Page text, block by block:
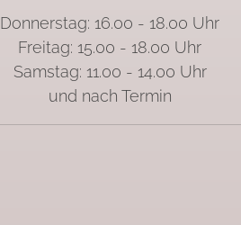
Donnerstag: 16.00 - 18.00 Uhr
Freitag: 15.00 - 18.00 Uhr
Samstag: 11.00 - 14.00 Uhr
und nach Termin